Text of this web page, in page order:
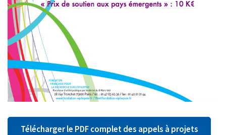
Télécharger le PDF complet des appels à projets